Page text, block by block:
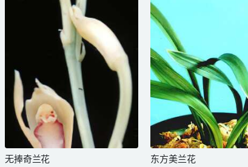
无捧奇兰花 东方美兰花